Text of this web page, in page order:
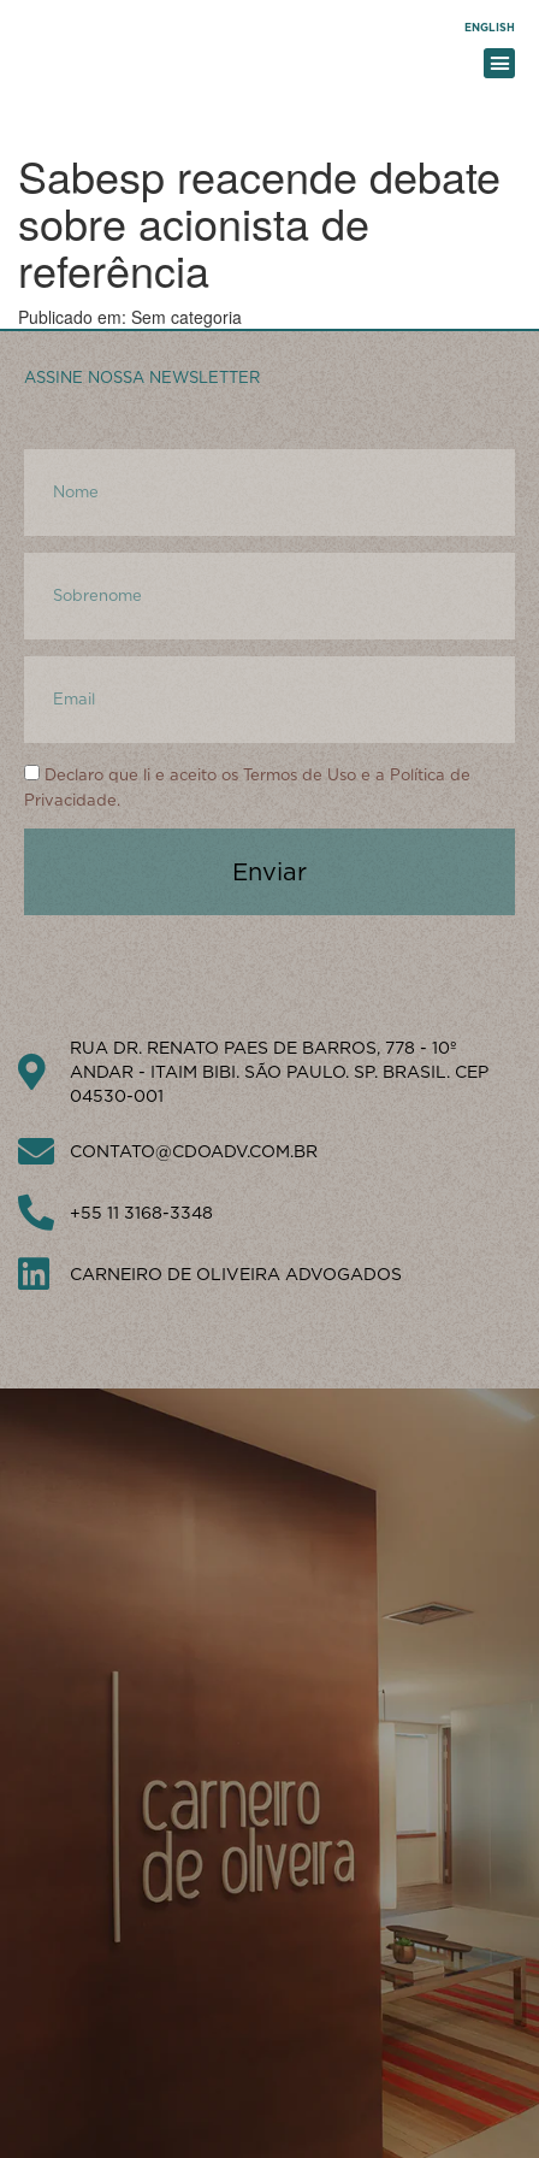
ENGLISH
Sabesp reacende debate
sobre acionista de
referência
Publicado em: Sem categoria
ASSINE NOSSA NEWSLETTER
Declaro que li e aceito os Termos de Uso e a Política de
Privacidade.
Enviar
RUA DR. RENATO PAES DE BARROS, 778 - 10º
ANDAR - ITAIM BIBI. SÃO PAULO. SP. BRASIL. CEP
04530-001
CONTATO@CDOADV.COM.BR
+55 11 3168-3348
CARNEIRO DE OLIVEIRA ADVOGADOS